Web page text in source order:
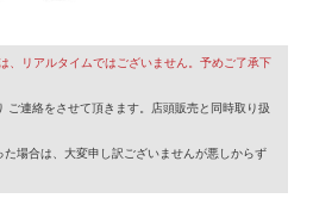
、リアルタイムではございません。予めご了承下
ご連絡をさせて頂きます。店頭販売と同時取り扱
場合は、大変申し訳ございませんが悪しからず